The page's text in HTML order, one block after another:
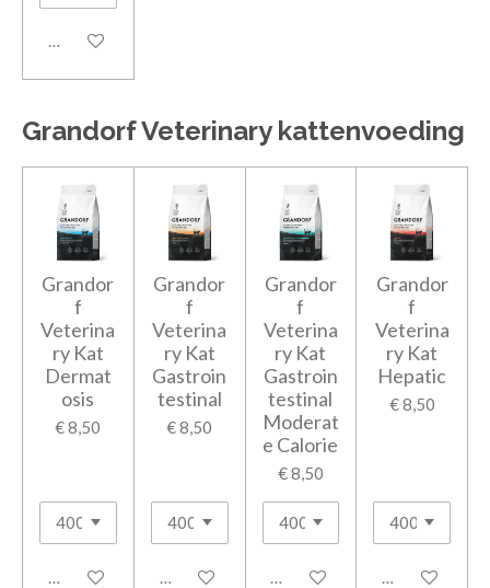
In winkelwagen
Grandorf Veterinary kattenvoeding
Grandor
f
Veterina
ry Kat
Dermat
osis
€ 8,50
In winkelwagen
Grandor
f
Veterina
ry Kat
Gastroin
testinal
€ 8,50
In winkelwagen
Grandor
f
Veterina
ry Kat
Gastroin
testinal
Moderat
e Calorie
€ 8,50
In winkelwagen
Grandor
f
Veterina
ry Kat
Hepatic
€ 8,50
In